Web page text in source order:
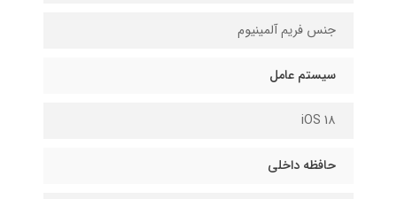
جنس فریم آلمینیوم
سیستم عامل
iOS 1۸
حافظه داخلی